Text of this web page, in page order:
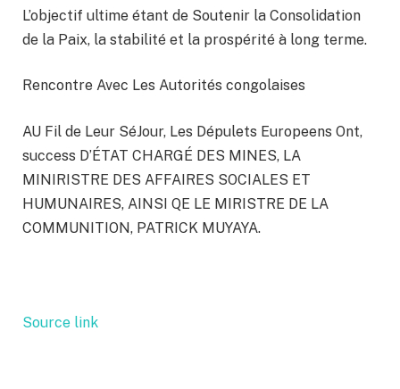
L’objectif ultime étant de Soutenir la Consolidation
de la Paix, la stabilité et la prospérité à long terme.
Rencontre Avec Les Autorités congolaises
AU Fil de Leur SéJour, Les Dépulets Europeens Ont,
success D’ÉTAT CHARGÉ DES MINES, LA
MINIRISTRE DES AFFAIRES SOCIALES ET
HUMUNAIRES, AINSI QE LE MIRISTRE DE LA
COMMUNITION, PATRICK MUYAYA.
Source link